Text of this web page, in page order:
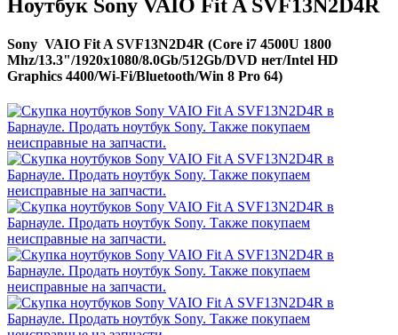
Ноутбук Sony VAIO Fit A SVF13N2D4R
Sony VAIO Fit A SVF13N2D4R (Core i7 4500U 1800
Mhz/13.3"/1920x1080/8.0Gb/512Gb/DVD нет/Intel HD
Graphics 4400/Wi-Fi/Bluetooth/Win 8 Pro 64)